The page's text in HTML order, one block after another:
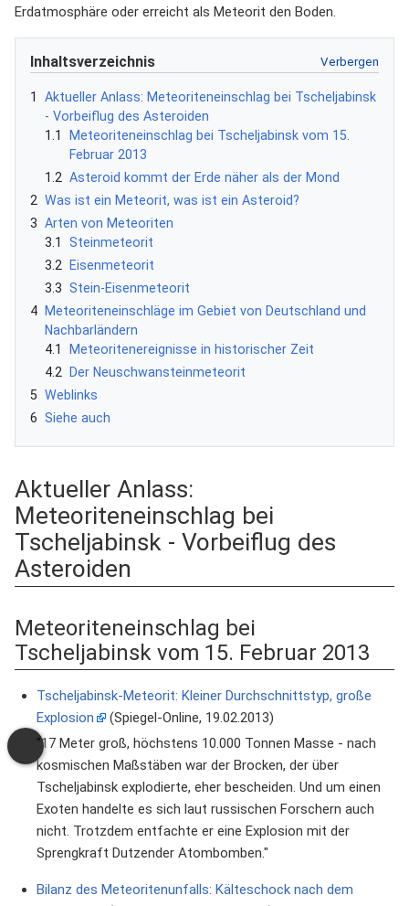
Erdatmosphäre oder erreicht als Meteorit den Boden.
Inhaltsverzeichnis
1
Aktueller Anlass: Meteoriteneinschlag bei Tscheljabinsk
- Vorbeiflug des Asteroiden
1.1
Meteoriteneinschlag bei Tscheljabinsk vom 15.
Februar 2013
1.2 Asteroid kommt der Erde näher als der Mond
2 Was ist ein Meteorit, was ist ein Asteroid?
3 Arten von Meteoriten
3.1
Steinmeteorit
3.2
Eisenmeteorit
3.3 Stein-Eisenmeteorit
4
Meteoriteneinschläge im Gebiet von Deutschland und
Nachbarländern
4.1
Meteoritenereignisse in historischer Zeit
4.2
Der Neuschwansteinmeteorit
5 Weblinks
6 Siehe auch
Aktueller Anlass:
Meteoriteneinschlag bei
Tscheljabinsk - Vorbeiflug des
Asteroiden
Meteoriteneinschlag bei
Tscheljabinsk vom 15. Februar 2013
Tscheljabinsk-Meteorit: Kleiner Durchschnittstyp, große
Explosion
(Spiegel-Online, 19.02.2013)
"17 Meter groß, höchstens 10.000 Tonnen Masse - nach
kosmischen Maßstäben war der Brocken, der über
Tscheljabinsk explodierte, eher bescheiden. Und um einen
Exoten handelte es sich laut russischen Forschern auch
nicht. Trotzdem entfachte er eine Explosion mit der
Sprengkraft Dutzender Atombomben."
Bilanz des Meteoritenunfalls: Kälteschock nach dem